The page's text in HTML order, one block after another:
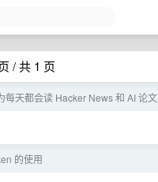
/ 共 1 页
每天都会读 Hacker News 和 AI 论
的使用